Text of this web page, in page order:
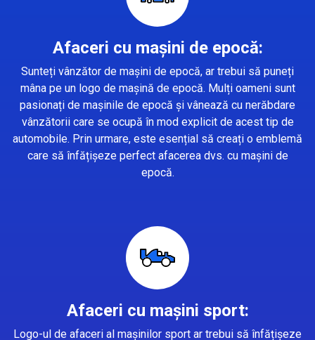
Afaceri cu mașini de epocă:
Sunteți vânzător de mașini de epocă, ar trebui să puneți
mâna pe un logo de mașină de epocă. Mulți oameni sunt
pasionați de mașinile de epocă și vânează cu nerăbdare
vânzătorii care se ocupă în mod explicit de acest tip de
automobile. Prin urmare, este esențial să creați o emblemă
care să înfățișeze perfect afacerea dvs. cu mașini de
epocă.
Afaceri cu mașini sport:
Logo-ul de afaceri al mașinilor sport ar trebui să înfățișeze